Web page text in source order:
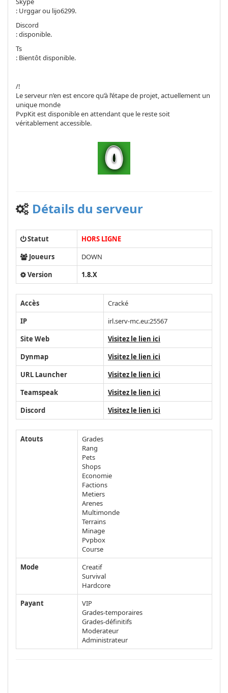
: Urggar ou lijo6299.
Discord
: disponible.
Ts
: Bientôt disponible.
/!
Le serveur n’en est encore qu’à l’étape de projet, actuellement un
unique monde
PvpKit est disponible en attendant que le reste soit
véritablement accessible.
Détails du serveur
Statut
HORS LIGNE
Joueurs
DOWN
Version
1.8.X
Accès
Cracké
IP
irl.serv-mc.eu:25567
Site Web
Visitez le lien ici
Dynmap
Visitez le lien ici
URL Launcher
Visitez le lien ici
Teamspeak
Visitez le lien ici
Discord
Visitez le lien ici
Atouts
Grades
Rang
Pets
Shops
Economie
Factions
Metiers
Arenes
Multimonde
Terrains
Minage
Pvpbox
Course
Mode
Creatif
Survival
Hardcore
Payant
VIP
Grades-temporaires
Grades-définitifs
Moderateur
Administrateur